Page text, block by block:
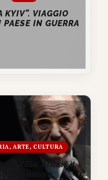
KYIV”. VIAGGIO
IN GUERRA
ARTE, CULTURA
a Villa Altieri il
Casanova